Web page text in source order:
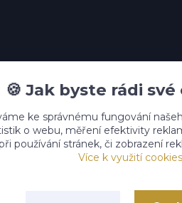
🍪 Jak byste rádi své
ke správnému fungování
o webu, měření efektivity
používání stránek, či zobrazení
Více k využití cookies